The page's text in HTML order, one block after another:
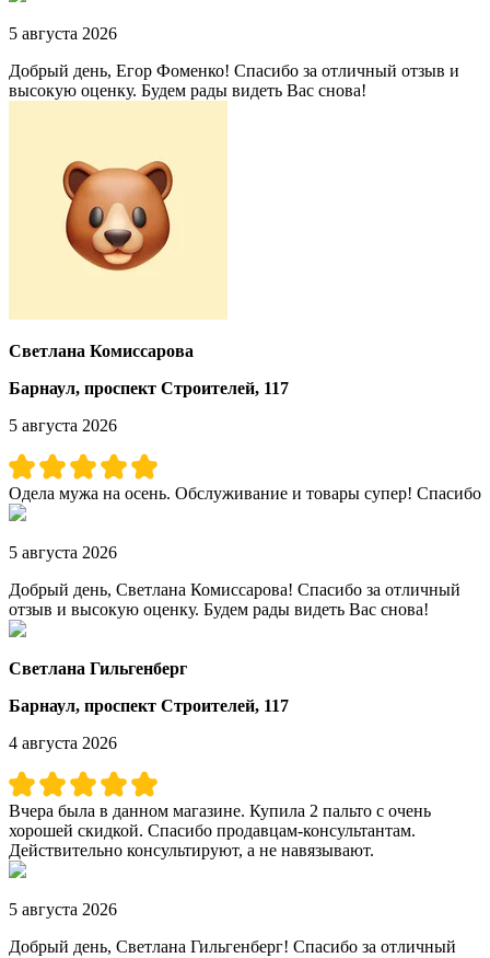
5 августа 2026
Добрый день, Егор Фоменко! Спасибо за отличный отзыв и
высокую оценку. Будем рады видеть Вас снова!
Светлана Комиссарова
Барнаул, проспект Строителей, 117
5 августа 2026
Одела мужа на осень. Обслуживание и товары супер! Спасибо
5 августа 2026
Добрый день, Светлана Комиссарова! Спасибо за отличный
отзыв и высокую оценку. Будем рады видеть Вас снова!
Светлана Гильгенберг
Барнаул, проспект Строителей, 117
4 августа 2026
Вчера была в данном магазине. Купила 2 пальто с очень
хорошей скидкой. Спасибо продавцам-консультантам.
Действительно консультируют, а не навязывают.
5 августа 2026
Добрый день, Светлана Гильгенберг! Спасибо за отличный